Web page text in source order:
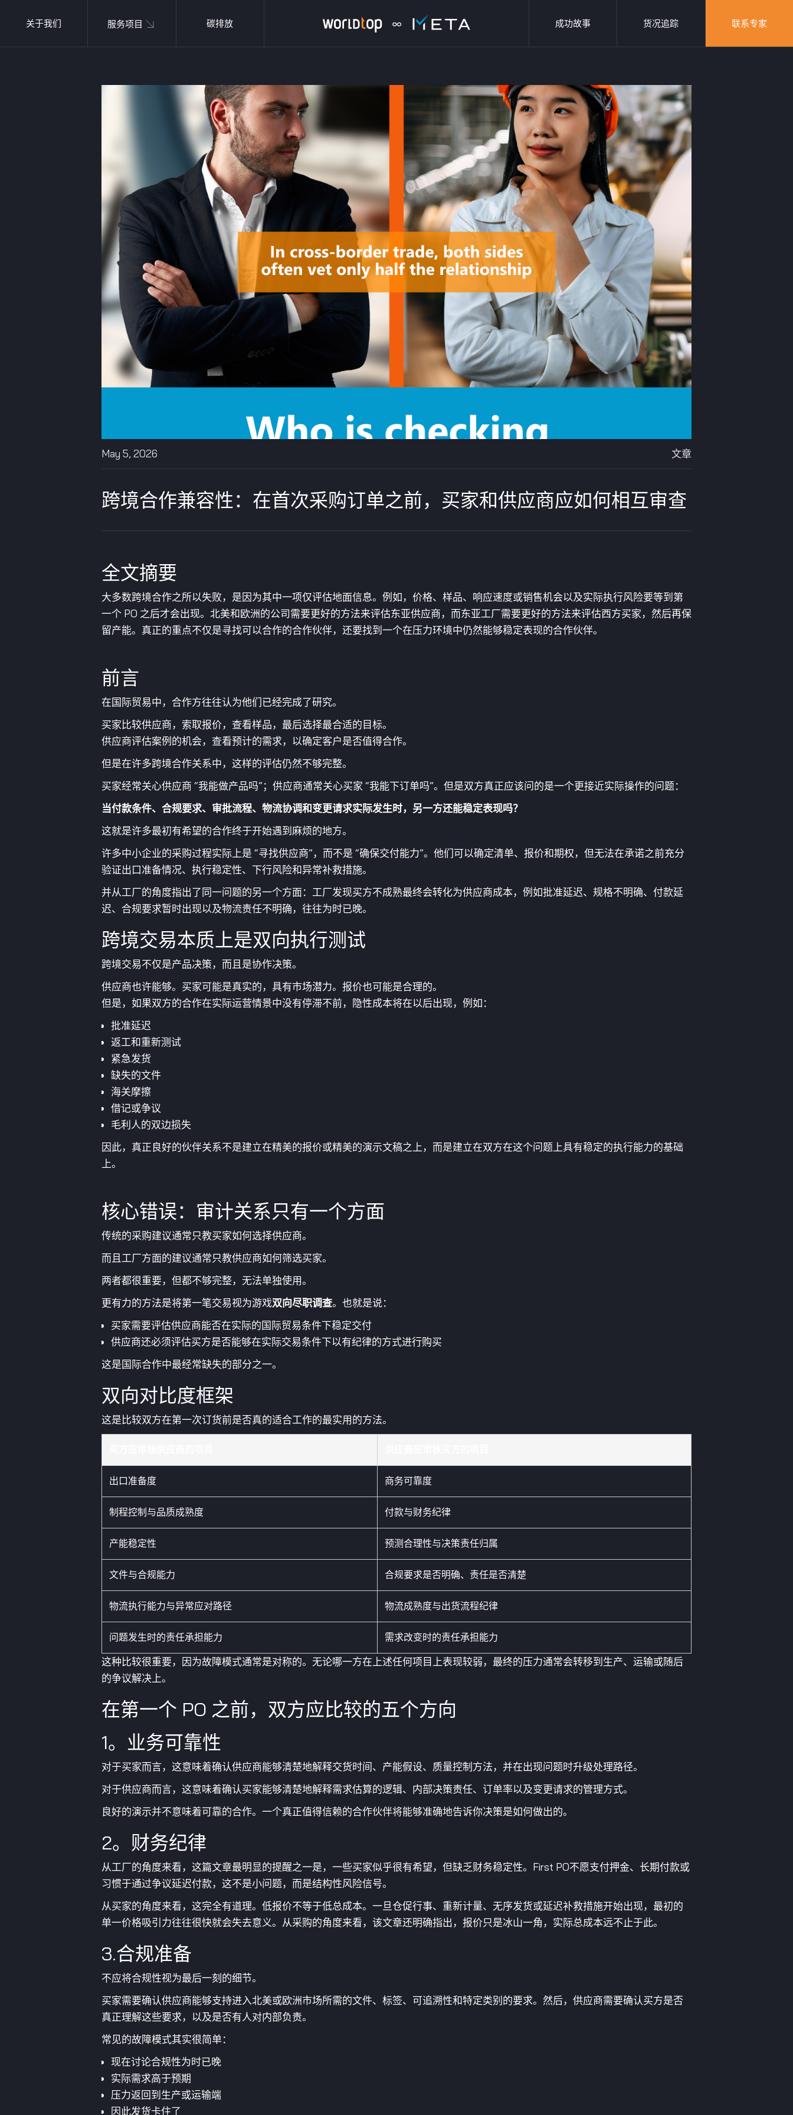
关于我们 服务项目 碳排放 成功故事 货况追踪 联系专家
May 5, 2026 文章
跨境合作兼容性：在首次采购订单之前，买家和供应商应如何相互审查
全文摘要
大多数跨境合作之所以失败，是因为其中一项仅评估地面信息。例如，价格、样品、响应速度或销售机会以及实际执行风险要等到第
一个 PO 之后才会出现。北美和欧洲的公司需要更好的方法来评估东亚供应商，而东亚工厂需要更好的方法来评估西方买家，然后再保
留产能。真正的重点不仅是寻找可以合作的合作伙伴，还要找到一个在压力环境中仍然能够稳定表现的合作伙伴。
前言
在国际贸易中，合作方往往认为他们已经完成了研究。
买家比较供应商，索取报价，查看样品，最后选择最合适的目标。
供应商评估案例的机会，查看预计的需求，以确定客户是否值得合作。
但是在许多跨境合作关系中，这样的评估仍然不够完整。
买家经常关心供应商 “我能做产品吗”；供应商通常关心买家 “我能下订单吗”。但是双方真正应该问的是一个更接近实际操作的问题：
当付款条件、合规要求、审批流程、物流协调和变更请求实际发生时，另一方还能稳定表现吗？
这就是许多最初有希望的合作终于开始遇到麻烦的地方。
许多中小企业的采购过程实际上是 “寻找供应商”，而不是 “确保交付能力”。他们可以确定清单、报价和期权，但无法在承诺之前充分
验证出口准备情况、执行稳定性、下行风险和异常补救措施。
并从工厂的角度指出了同一问题的另一个方面：工厂发现买方不成熟最终会转化为供应商成本，例如批准延迟、规格不明确、付款延
迟、合规要求暂时出现以及物流责任不明确，往往为时已晚。
跨境交易本质上是双向执行测试
跨境交易不仅是产品决策，而且是协作决策。
供应商也许能够。买家可能是真实的，具有市场潜力。报价也可能是合理的。
但是，如果双方的合作在实际运营情景中没有停滞不前，隐性成本将在以后出现，例如：
批准延迟
返工和重新测试
紧急发货
缺失的文件
海关摩擦
借记或争议
毛利人的双边损失
因此，真正良好的伙伴关系不是建立在精美的报价或精美的演示文稿之上，而是建立在双方在这个问题上具有稳定的执行能力的基础
上。
核心错误：审计关系只有一个方面
传统的采购建议通常只教买家如何选择供应商。
而且工厂方面的建议通常只教供应商如何筛选买家。
两者都很重要，但都不够完整，无法单独使用。
更有力的方法是将第一笔交易视为游戏双向尽职调查。也就是说：
买家需要评估供应商能否在实际的国际贸易条件下稳定交付
供应商还必须评估买方是否能够在实际交易条件下以有纪律的方式进行购买
这是国际合作中最经常缺失的部分之一。
双向对比度框架
这是比较双方在第一次订货前是否真的适合工作的最实用的方法。
出口准备度 商务可靠度
制程控制与品质成熟度 付款与财务纪律
产能稳定性 预测合理性与决策责任归属
文件与合规能力 合规要求是否明确、责任是否清楚
物流执行能力与异常应对路径 物流成熟度与出货流程纪律
问题发生时的责任承担能力 需求改变时的责任承担能力
这种比较很重要，因为故障模式通常是对称的。无论哪一方在上述任何项目上表现较弱，最终的压力通常会转移到生产、运输或随后
的争议解决上。
在第一个 PO 之前，双方应比较的五个方向
1。业务可靠性
对于买家而言，这意味着确认供应商能够清楚地解释交货时间、产能假设、质量控制方法，并在出现问题时升级处理路径。
对于供应商而言，这意味着确认买家能够清楚地解释需求估算的逻辑、内部决策责任、订单率以及变更请求的管理方式。
良好的演示并不意味着可靠的合作。一个真正值得信赖的合作伙伴将能够准确地告诉你决策是如何做出的。
2。财务纪律
从工厂的角度来看，这篇文章最明显的提醒之一是，一些买家似乎很有希望，但缺乏财务稳定性。First PO不愿支付押金、长期付款或
习惯于通过争议延迟付款，这不是小问题，而是结构性风险信号。
从买家的角度来看，这完全有道理。低报价不等于低总成本。一旦仓促行事、重新计量、无序发货或延迟补救措施开始出现，最初的
单一价格吸引力往往很快就会失去意义。从采购的角度来看，该文章还明确指出，报价只是冰山一角，实际总成本远不止于此。
3.合规准备
不应将合规性视为最后一刻的细节。
买家需要确认供应商能够支持进入北美或欧洲市场所需的文件、标签、可追溯性和特定类别的要求。然后，供应商需要确认买方是否
真正理解这些要求，以及是否有人对内部负责。
常见的故障模式其实很简单：
现在讨论合规性为时已晚
实际需求高于预期
压力返回到生产或运输端
因此发货卡住了